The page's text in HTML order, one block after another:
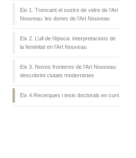
Eix 1. Trencant el sostre de vidre de l’Art
Nouveau: les dones de l’Art Nouveau
Eix 2. L’ull de l’època: interpretacions de
la feminitat en l’Art Nouveau
Eix 3. Noves fronteres de l’Art Nouveau:
descobrint ciutats modernistes
Eix 4.Recerques i tesis doctorals en curs